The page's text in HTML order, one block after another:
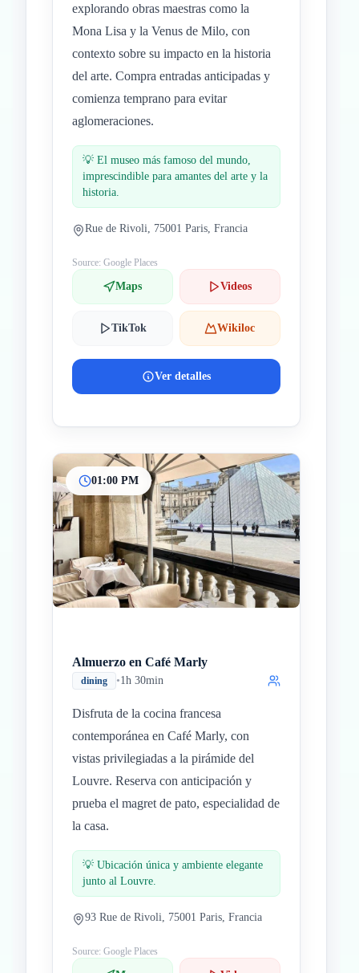
explorando obras maestras como la
Mona Lisa y la Venus de Milo, con
contexto sobre su impacto en la historia
del arte. Compra entradas anticipadas y
comienza temprano para evitar
aglomeraciones.
💡 El museo más famoso del mundo,
imprescindible para amantes del arte y la
historia.
Rue de Rivoli, 75001 Paris, Francia
Source: Google Places
Maps Videos
TikTok Wikiloc
Ver detalles
01:00 PM
Almuerzo en Café Marly
dining •1h 30min
Disfruta de la cocina francesa
contemporánea en Café Marly, con
vistas privilegiadas a la pirámide del
Louvre. Reserva con anticipación y
prueba el magret de pato, especialidad de
la casa.
💡 Ubicación única y ambiente elegante
junto al Louvre.
93 Rue de Rivoli, 75001 Paris, Francia
Source: Google Places